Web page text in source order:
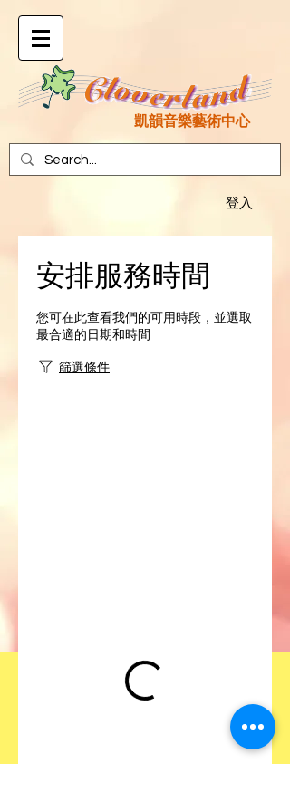
凱韻音樂藝術中心
登入
安排服務時間
您可在此查看我們的可用時段，並選取
最合適的日期和時間
篩選條件